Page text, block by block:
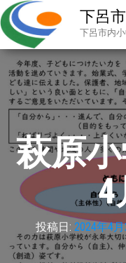
下呂
下呂市内
萩原
4
投稿日: 2024年4